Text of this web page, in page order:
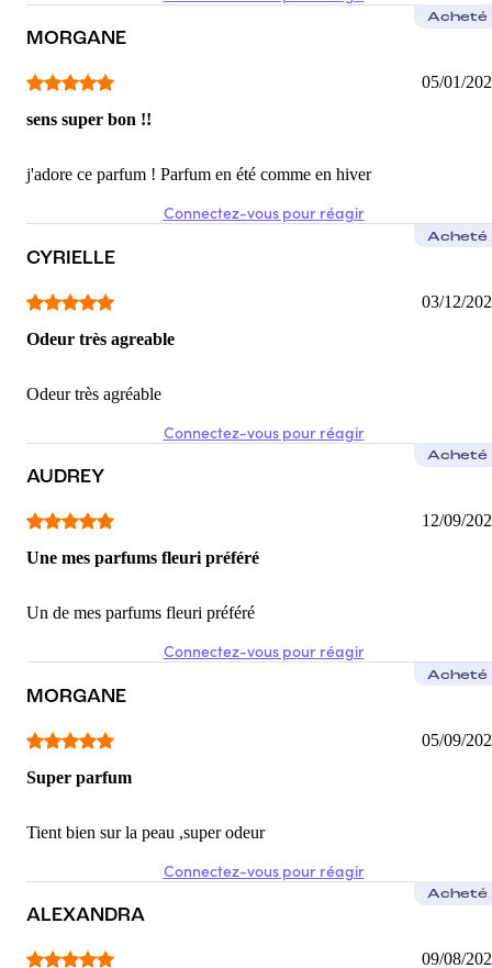
MORGANE
Acheté
05/01/
sens super bon !!
j'adore ce parfum ! Parfum en été comme en hiver
Connectez-vous pour réagir
CYRIELLE
Acheté
03/12/
Odeur très agreable
Odeur très agréable
Connectez-vous pour réagir
AUDREY
Acheté
12/09/
Une mes parfums fleuri préféré
Un de mes parfums fleuri préféré
Connectez-vous pour réagir
MORGANE
Acheté
05/09/
Super parfum
Tient bien sur la peau ,super odeur
Connectez-vous pour réagir
ALEXANDRA
Acheté
09/08/